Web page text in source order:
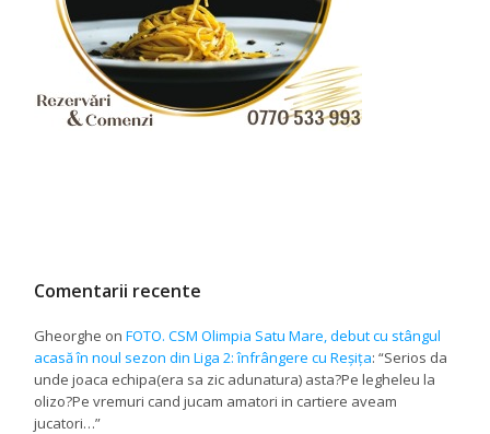
Comentarii recente
Gheorghe onFOTO. CSM Olimpia Satu Mare, debut cu stângul
acasă în noul sezon din Liga 2: înfrângere cu Reșița: “Serios da
unde joaca echipa(era sa zic adunatura) asta?Pe legheleu la
olizo?Pe vremuri cand jucam amatori in cartiere aveam
jucatori…”